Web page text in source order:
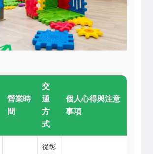
營業時
間
交
通
方
式
個人心得與注意
事項
從彰